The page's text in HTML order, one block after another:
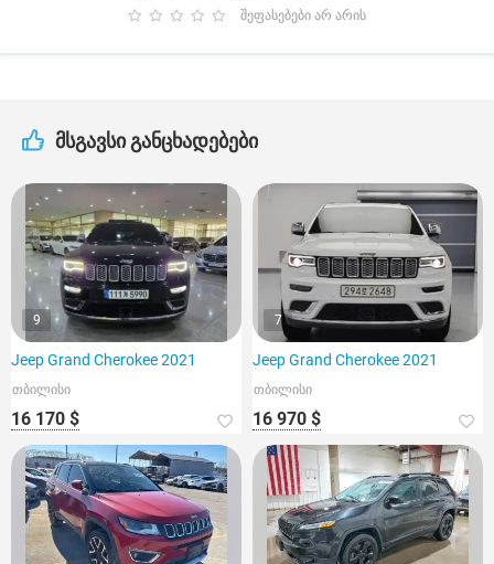
შეფასებები არ არის
მსგავსი განცხადებები
9
Jeep Grand Cherokee 2021
თბილისი
16 170 $
7
Jeep Grand Cherokee 2021
თბილისი
16 970 $